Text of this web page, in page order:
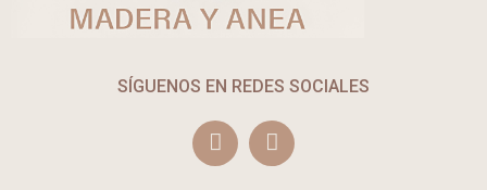
SÍGUENOS EN REDES SOCIALES